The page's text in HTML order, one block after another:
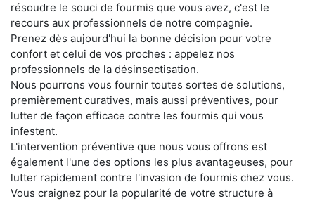
résoudre le souci de fourmis que vous avez, c'est le
recours aux professionnels de notre compagnie.
Prenez dès aujourd'hui la bonne décision pour votre
confort et celui de vos proches : appelez nos
professionnels de la désinsectisation.
Nous pourrons vous fournir toutes sortes de solutions,
premièrement curatives, mais aussi préventives, pour
lutter de façon efficace contre les fourmis qui vous
infestent.
L'intervention préventive que nous vous offrons est
également l'une des options les plus avantageuses, pour
lutter rapidement contre l'invasion de fourmis chez vous.
Vous craignez pour la popularité de votre structure à